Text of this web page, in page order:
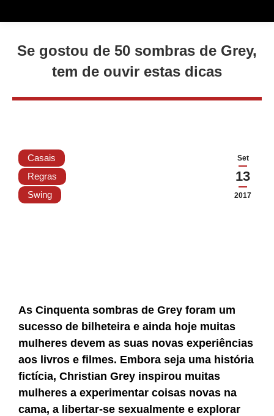
Se gostou de 50 sombras de Grey,
tem de ouvir estas dicas
Set
13
2017
Casais
Regras
Swing
As Cinquenta sombras de Grey foram um
sucesso de bilheteira e ainda hoje muitas
mulheres devem as suas novas experiências
aos livros e filmes. Embora seja uma história
fictícia, Christian Grey inspirou muitas
mulheres a experimentar coisas novas na
cama, a libertar-se sexualmente e explorar